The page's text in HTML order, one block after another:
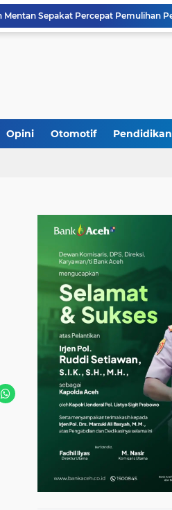
Opini Otomotif Pendidikan